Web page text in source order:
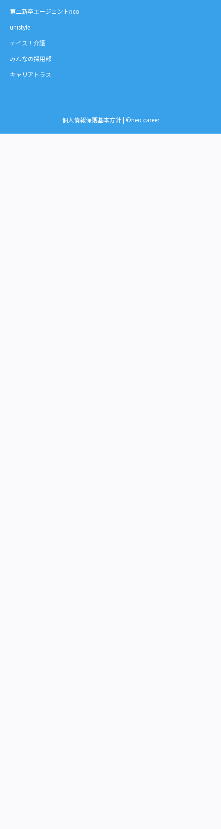
第二新卒エージェントneo
unistyle
ナイス！介護
みんなの採用部
キャリアトラス
個人情報保護基本方針| ©neo career